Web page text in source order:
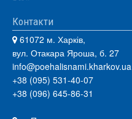
Контакти
61072 м. Харків,
вул. Отакара Яроша, б. 27
info@poehalisnami.kharkov.ua
+38 (095) 531-40-07
+38 (096) 645-86-31